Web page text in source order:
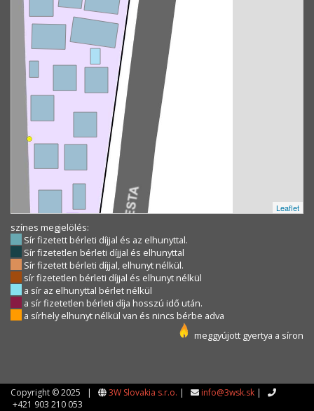
Leaflet
színes megjelölés:
Sír fizetett bérleti díjjal és az elhunyttal.
Sír fizetetlen bérleti díjjal és elhunyttal
Sír fizetett bérleti díjjal, elhunyt nélkül.
sír fizetetlen bérleti díjjal és elhunyt nélkül
a sír az elhunyttal bérlet nélkül
a sír fizetetlen bérleti díja hosszú idő után.
a sírhely elhunyt nélkül van és nincs bérbe adva
meggyújott gyertya a síron
Copyright © 2025 | 3W Slovakia s.r.o. | info@3wsk.sk |
+421 903 210 053